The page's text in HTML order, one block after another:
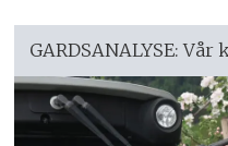
GARDSANALYSE: